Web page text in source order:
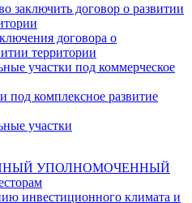
заключить договор о развитии
договора о
территории
участки под коммерческое
под комплексное развитие
участки
УПОЛНОМОЧЕННЫЙ
инвестиционного климата и